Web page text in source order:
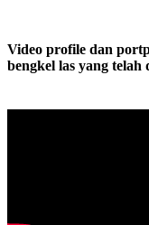
Video profile dan
bengkel las yang